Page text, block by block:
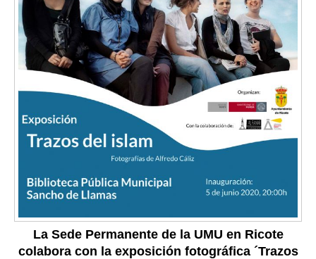
La Sede Permanente de la UMU en Ricote
colabora con la exposición fotográfica ´Trazos